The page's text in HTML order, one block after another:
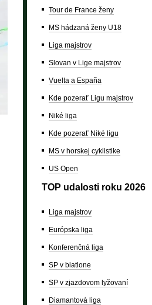
Tour de France ženy
MS hádzaná ženy U18
Liga majstrov
Slovan v Lige majstrov
Vuelta a España
Kde pozerať Ligu majstrov
Niké liga
Kde pozerať Niké ligu
MS v horskej cyklistike
US Open
TOP udalosti roku 2026
Liga majstrov
Európska liga
Konferenčná liga
SP v biatlone
SP v zjazdovom lyžovaní
Diamantová liga